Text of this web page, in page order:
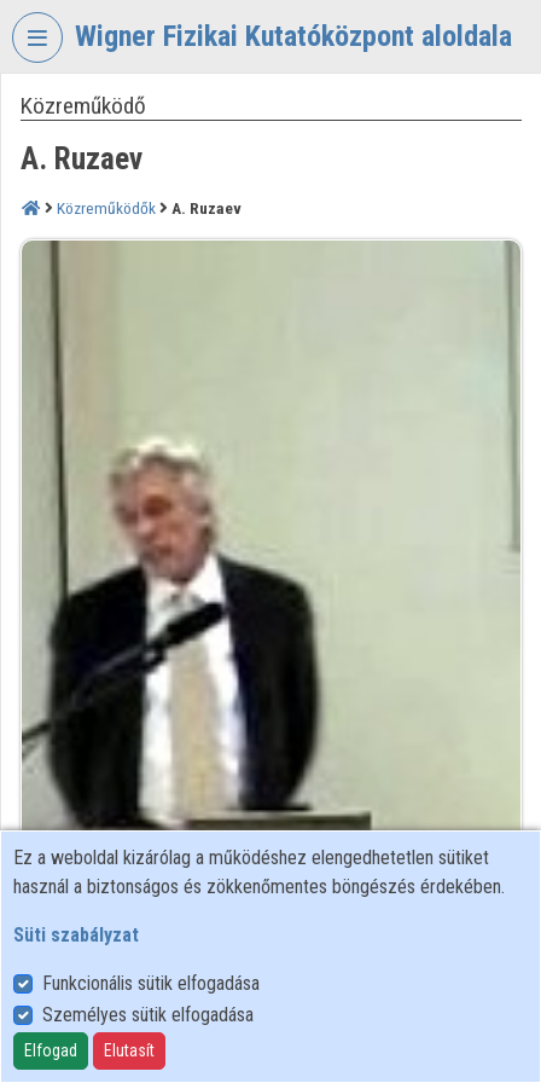
Fejléc kihagyása
Wigner Fizikai Kutatóközpont aloldala
VIDEOTORIUM
WIGNER
FIZIKAI
Intézményi listák
Intézmények
Közreműködők
Közreműködő
A. Ruzaev
Közreműködők A. Ruzaev
Közreműködő felvételei
Névjegyek
Névjegy
Joint Institute for Nuclear Research
Ez a weboldal kizárólag a működéshez elengedhetetlen sütiket
használ a biztonságos és zökkenőmentes böngészés érdekében.
Süti szabályzat
Funkcionális sütik elfogadása
Személyes sütik elfogadása
Elfogad Elutasít